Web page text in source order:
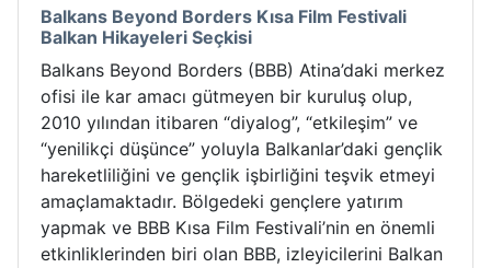
Balkans Beyond Borders Kısa Film Festivali
Balkan Hikayeleri Seçkisi
Balkans Beyond Borders (BBB) Atina’daki merkez
ofisi ile kar amacı gütmeyen bir kuruluş olup,
2010 yılından itibaren “diyalog”, “etkileşim” ve
“yenilikçi düşünce” yoluyla Balkanlar’daki gençlik
hareketliliğini ve gençlik işbirliğini teşvik etmeyi
amaçlamaktadır. Bölgedeki gençlere yatırım
yapmak ve BBB Kısa Film Festivali’nin en önemli
etkinliklerinden biri olan BBB, izleyicilerini Balkan